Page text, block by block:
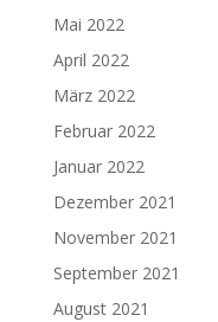
Mai 2022
April 2022
März 2022
Februar 2022
Januar 2022
Dezember 2021
November 2021
September 2021
August 2021